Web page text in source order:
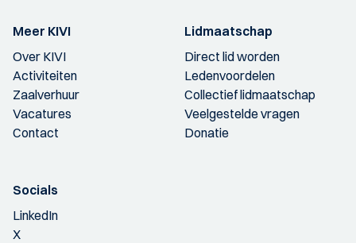
Meer KIVI
Over KIVI
Activiteiten
Zaalverhuur
Vacatures
Contact
Lidmaatschap
Direct lid worden
Ledenvoordelen
Collectief lidmaatschap
Veelgestelde vragen
Donatie
Socials
LinkedIn
X